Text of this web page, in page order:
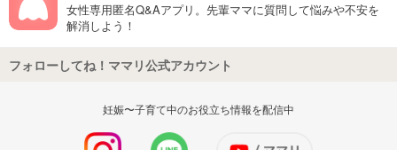
女性専用匿名Q&Aアプリ。先輩ママに質問して悩みや不安を
解消しよう！
フォローしてね！ママリ公式アカウント
妊娠〜子育て中のお役立ち情報を配信中